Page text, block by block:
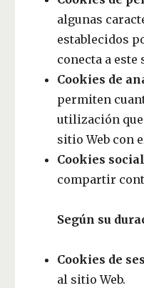
algunas
establecidos
conecta a este
Cookies de
permiten
utilización que
sitio Web con
Cookies
compartir
Según su
Cookies de
al sitio Web.